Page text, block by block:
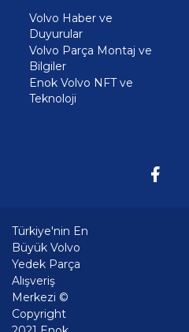
Volvo Haber ve
Duyurular
Volvo Parça Montaj ve
Bilgiler
Enok Volvo NFT ve
Teknoloji
Türkiye'nin En
Büyük Volvo
Yedek Parça
Alışveriş
Merkezi ©
Copyright